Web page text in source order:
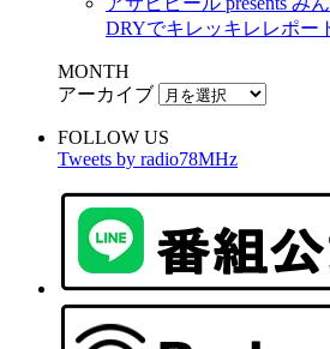
DRYでキレッキレレポー
MONTH
アーカイブ
FOLLOW US
Tweets by radio78MHz